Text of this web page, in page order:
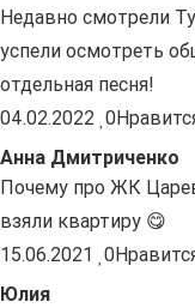
Недавно смотрели
успели осмотреть
отдельная песня!
04.02.2022 0
Анна Дмитриченко
Почему про ЖК
взяли квартиру 😋
15.06.2021 0
Юлия